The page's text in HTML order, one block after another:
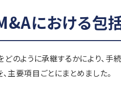
における包
のように承継するかにより、手
主要項目ごとにまとめました。